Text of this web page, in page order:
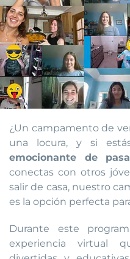
¿Un campamento de
una locura, y si
emocionante de
conectas con otros
salir de casa, nuestro
es la opción perfecta
Durante este
experiencia virtual